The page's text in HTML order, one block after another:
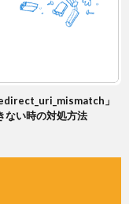
」
い時の対処方法